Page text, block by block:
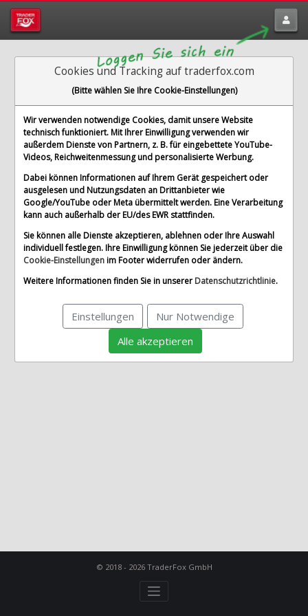
Cookies und Tracking auf traderfox.com
(Bitte wählen Sie Ihre Cookie-Einstellungen)
Wir verwenden notwendige Cookies, damit unsere Website
technisch funktioniert. Mit Ihrer Einwilligung verwenden wir
außerdem Dienste von Partnern, z. B. für eingebettete YouTube-
Videos, Reichweitenmessung und personalisierte Werbung.
Dabei können Informationen auf Ihrem Gerät gespeichert oder
ausgelesen und Nutzungsdaten an Drittanbieter wie
Google/YouTube oder Meta übermittelt werden. Eine Verarbeitung
kann auch außerhalb der EU/des EWR stattfinden.
Sie können alle Dienste akzeptieren, ablehnen oder Ihre Auswahl
individuell festlegen. Ihre Einwilligung können Sie jederzeit über die
Cookie-Einstellungenim Footer widerrufen oder ändern.
Weitere Informationen finden Sie in unserer Datenschutzrichtlinie.
Einstellungen
Nur Notwendige
Alle akzeptieren
© 2018 - 2026 TraderFox GmbH